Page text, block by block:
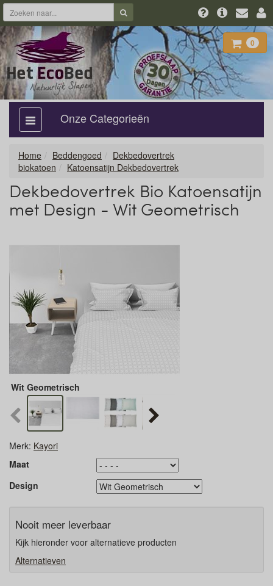
0
categorie
aan,
Onze Categorieën
Home Beddengoed
Dekbedovertrek
biokatoen
Katoensatijn Dekbedovertrek
Dekbedovertrek Bio Katoensatijn
met Design - Wit Geometrisch
Wit Geometrisch
Merk: Kayori
Maat
Design
Nooit meer leverbaar
Kijk hieronder voor alternatieve producten
Alternatieven